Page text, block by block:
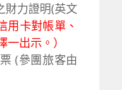
財力證明(英文
用卡對帳單、
出示。）
(參團旅客由